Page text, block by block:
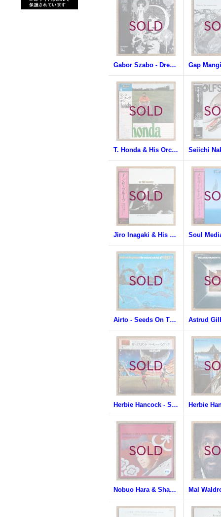
Gabor Szabo - Dreams
T. Honda & His Orchestra - What's Going On
Jiro Inagaki & His Soul Media - In The Groove
Airto - Seeds On The Ground / The Natural Sounds Of Airto
Herbie Hancock - Sextant
Nobuo Hara & Sharps & Flats - Double Exposure